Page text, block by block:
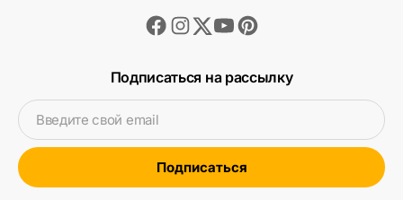
Facebook
Instagram
TwitterYoutubePinterest
Подписаться на рассылку
Введите свой email
Подписаться